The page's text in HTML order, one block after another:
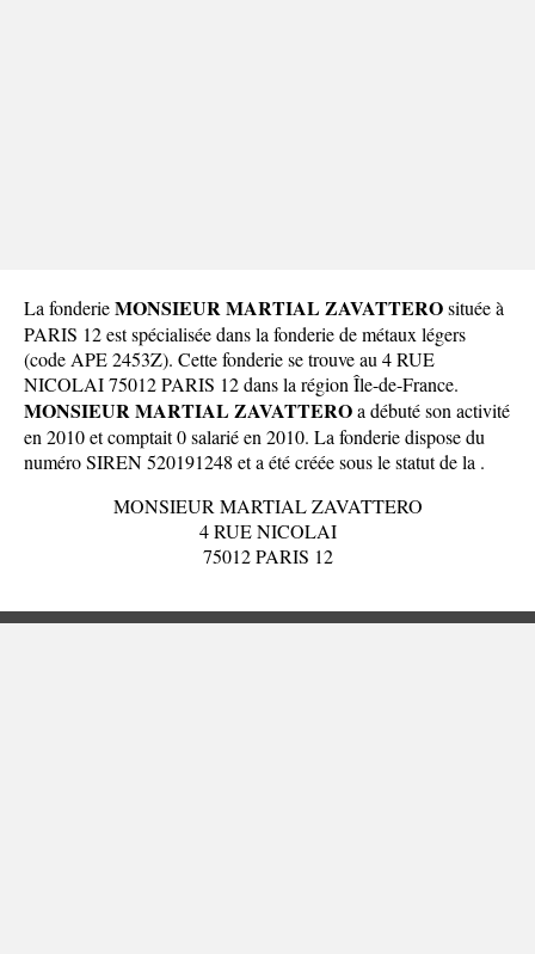
La fonderieMONSIEUR MARTIAL ZAVATTEROsituée à
PARIS 12 est spécialisée dans la fonderie de métaux légers
(code APE 2453Z). Cette fonderie se trouve au 4 RUE
NICOLAI 75012 PARIS 12 dans la région Île-de-France.
MONSIEUR MARTIAL ZAVATTEROa débuté son activité
en 2010 et comptait 0 salarié en 2010. La fonderie dispose du
numéro SIREN 520191248 et a été créée sous le statut de la .
MONSIEUR MARTIAL ZAVATTERO
4 RUE NICOLAI
75012 PARIS 12